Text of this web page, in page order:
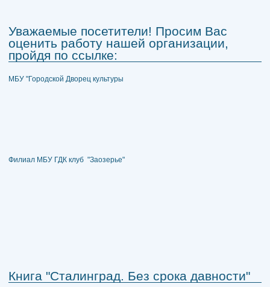
Уважаемые посетители! Просим Вас
оценить работу нашей организации,
пройдя по ссылке:
МБУ "Городской Дворец культуры
Филиал МБУ ГДК клуб "Заозерье"
Книга "Сталинград. Без срока давности"